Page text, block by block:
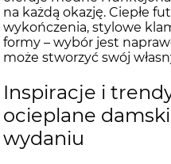
na każdą okazję. Ciepłe
wykończenia, stylowe
formy – wybór jest
może stworzyć swój
Inspiracje i
ocieplane
wydaniu